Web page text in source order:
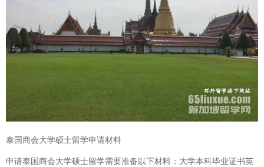
泰国商会大学硕士留学申请材料
申请泰国商会大学硕士留学需要准备以下材料：大学本科毕业证书英